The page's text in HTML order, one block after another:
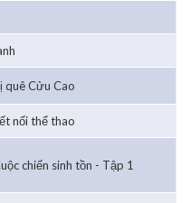
quê Cửu Cao
nối thể thao
chiến sinh tồn - Tập 1